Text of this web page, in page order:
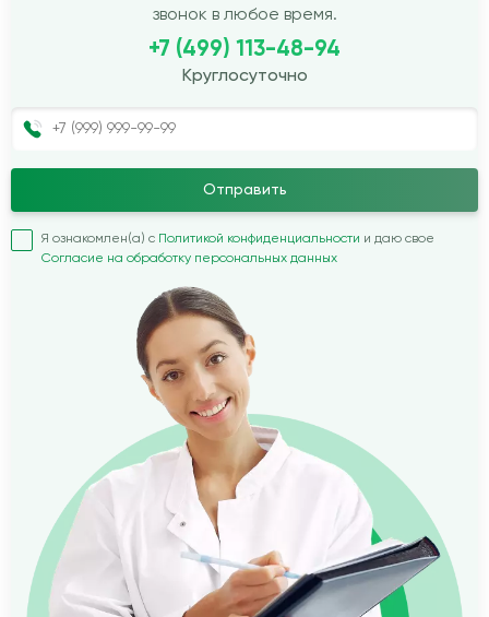
звонок в любое время.
+7 (499) 113-48-94
Круглосуточно
Отправить
Я ознакомлен(а) с Политикой конфиденциальности и даю свое
Согласие на обработку персональных данных